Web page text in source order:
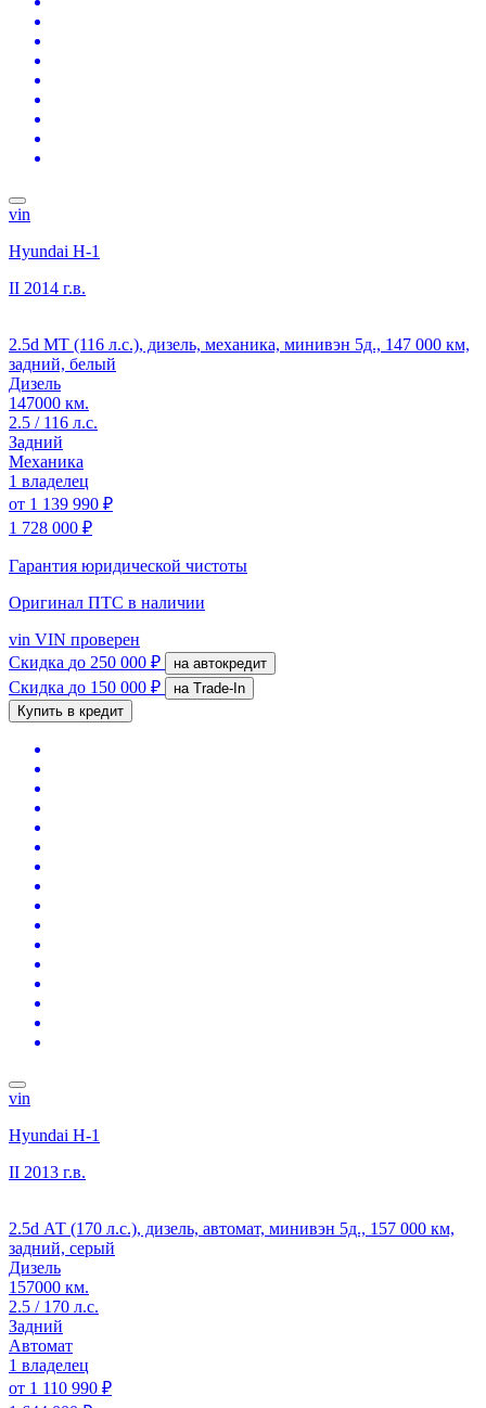
vin
Hyundai H-1
II 2014 г.в.
2.5d MT (116 л.с.), дизель, механика, минивэн 5д., 147 000 км,
задний, белый
Дизель
147000 км.
2.5 / 116 л.с.
Задний
Механика
1 владелец
от 1 139 990 ₽
1 728 000 ₽
Гарантия юридической чистоты
Оригинал ПТС в наличии
vin VIN проверен
Скидка до 250 000 ₽ на автокредит
Скидка до 150 000 ₽
на Trade-In
Купить в кредит
vin
Hyundai H-1
II 2013 г.в.
2.5d АТ (170 л.с.), дизель, автомат, минивэн 5д., 157 000 км,
задний, серый
Дизель
157000 км.
2.5 / 170 л.с.
Задний
Автомат
1 владелец
от 1 110 990 ₽